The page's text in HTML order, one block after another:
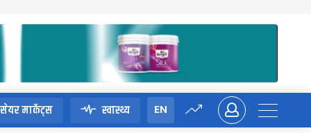
सेयर मार्केट्स स्वास्थ्य EN